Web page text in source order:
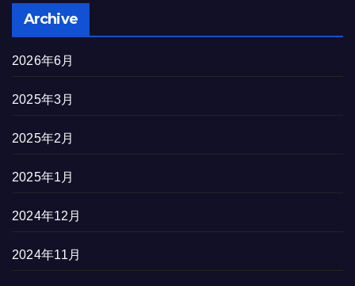
Archive
2026年6月
2025年3月
2025年2月
2025年1月
2024年12月
2024年11月